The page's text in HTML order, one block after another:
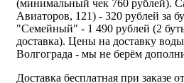
(минимальный чек 760 рублей).
Авиаторов, 121) - 320 рублей за
"Семейный" - 1 490 рублей (2
доставка). Цены на доставку
Волгограда - мы не берём
Доставка бесплатная при заказе